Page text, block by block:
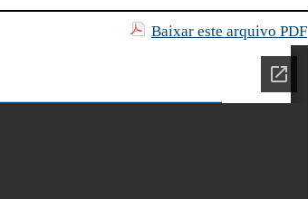
Baixar este arquivo PDF